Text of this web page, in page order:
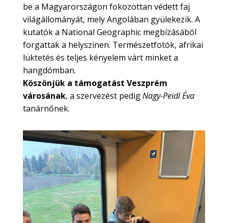
be a Magyarországon fokozottan védett faj
világállományát, mely Angolában gyülekezik. A
kutatók a National Geographic megbízásából
forgattak a helyszínen. Természetfotók, afrikai
lüktetés és teljes kényelem várt minket a
hangdómban.
Köszönjük a támogatást Veszprém
városának, a szervezést pedigNagy-Peidl Éva
tanárnőnek.